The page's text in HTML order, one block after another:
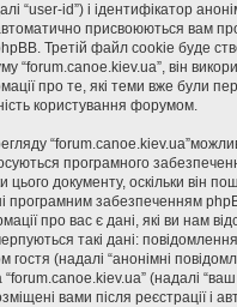
“user-id”) і ідентифікатор
присвоюються вам
Третій файл cookie буде
“forum.canoe.kiev.ua”, він
про те, які теми вже були
користування форумом.
програмного
цього документу, оскільки він
програмним забезпеченням
про вас є дані, які ви нам
такі дані:
гостя (надалі “анонімні
“forum.canoe.kiev.ua” (надалі “ваш
вами після реєстрації і